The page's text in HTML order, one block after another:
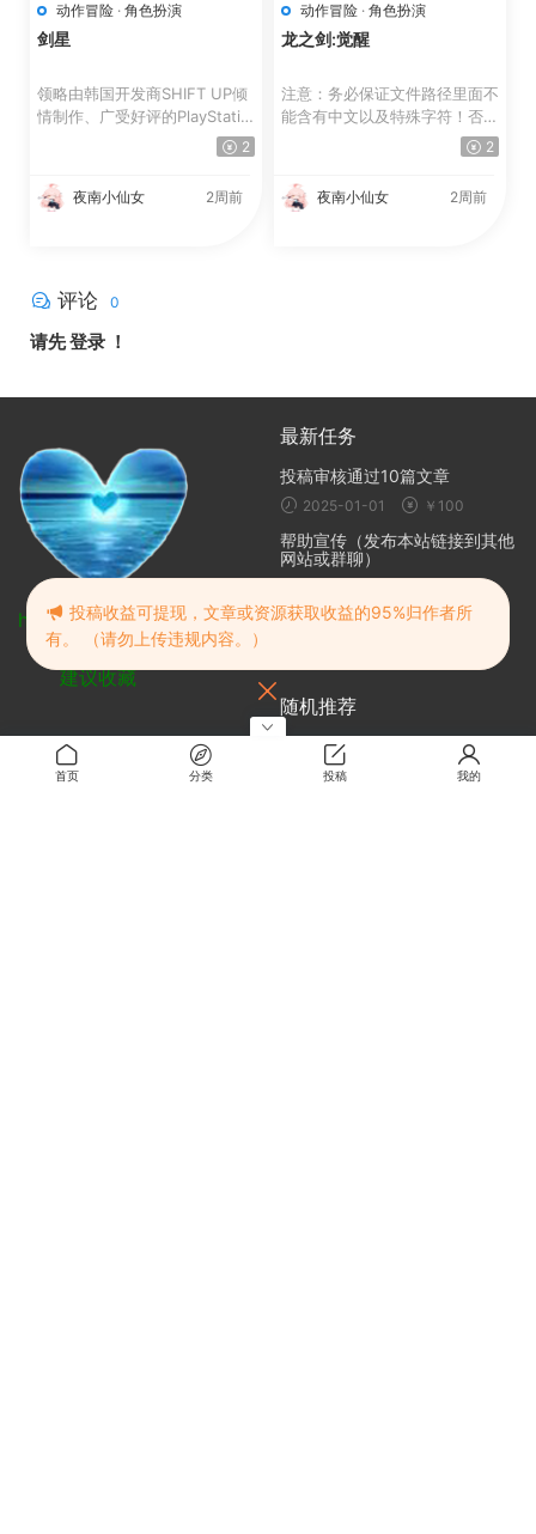
动作冒险 · 角色扮演
剑星
领略由韩国开发商SHIFT UP倾
情制作、广受好评的PlayStatio
n®5人气大作《剑星》，现... 2
夜南小仙女 2周前
动作冒险 · 角色扮演
龙之剑:觉醒
注意：务必保证文件路径里面不
能含有中文以及特殊字符！否则
2
夜南小仙女 2周前
评论 0
请先登录 ！
https://web.rmbxz.cn
本站发布地址
建议收藏
最新任务
投稿审核通过10篇文章
2025-01-01 ￥100
帮助宣传（发布本站链接到其他
网站或群聊）
帮助宣传（通过视频宣传本站）
随机推荐
厨师生活餐厅模拟器 | Chef Life
A Restaurant Simulator
首页 分类 投稿 我的
投稿收益可提现，文章或资源获取收益的95%归作者所
有。 （请勿上传违规内容。）